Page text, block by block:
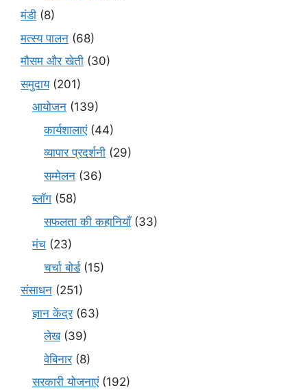
मंडी (8)
मत्स्य पालन (68)
मौसम और खेती (30)
समुदाय(201)
आयोजन (139)
कार्यशालाएं(44)
व्यापार प्रदर्शनी (29)
सम्मेलन (36)
ब्लॉग (58)
सफलता की कहानियाँ(33)
मंच (23)
चर्चा बोर्ड(15)
संसाधन (251)
ज्ञान केंद्र(63)
लेख(39)
वेबिनार(8)
सरकारी योजनाएं(192)